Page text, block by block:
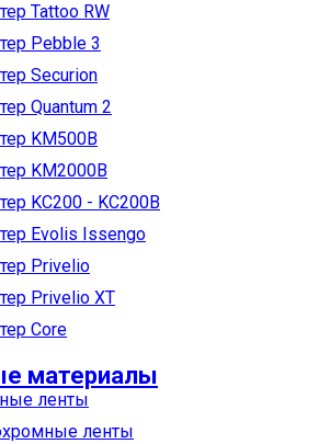
Tattoo RW
Pebble 3
Securion
Quantum 2
KM500B
KM2000B
KC200 - KC200B
Evolis Issengo
Privelio
Privelio XT
Core
материалы
ленты
ленты